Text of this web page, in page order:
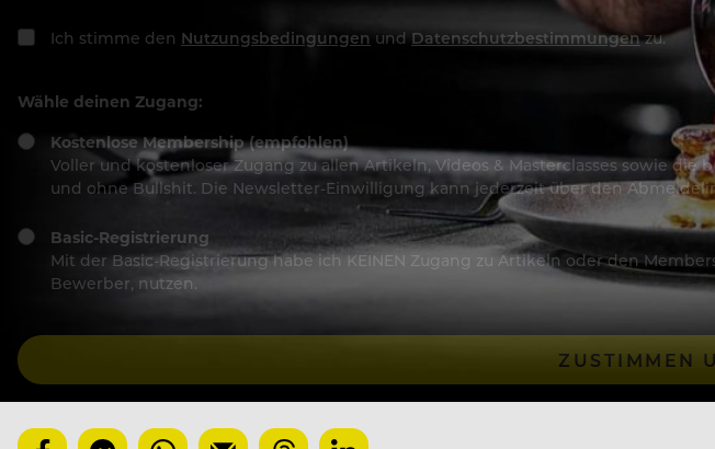
Ich stimme den Nutzungsbedingungen und Datenschutzbestimmungenzu.
Wähle deinen Zugang:
Kostenlose Membership (empfohlen)
Voller und kostenloser Zugang zu allen Artikeln, Videos & Masterclasses sowie
und ohne Bullshit. Die Newsletter-Einwilligung kann jederzeit über den
Basic-Registrierung
Mit der Basic-Registrierung habe ich KEINEN Zugang zu Artikeln oder den
Bewerber, nutzen.
ZUSTIMMEN